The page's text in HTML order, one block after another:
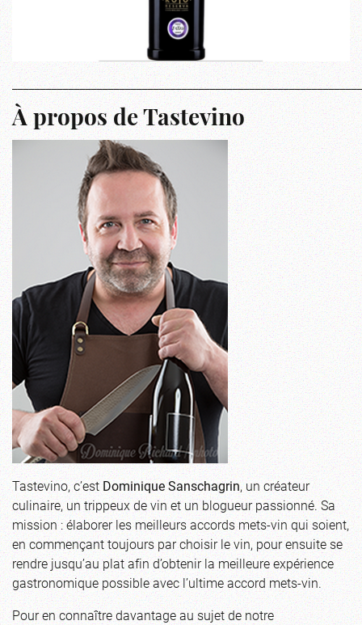
À propos de Tastevino
Tastevino, c’estDominique Sanschagrin, un créateur
culinaire, un trippeux de vin et un blogueur passionné. Sa
mission : élaborer les meilleurs accords mets-vin qui soient,
en commençant toujours par choisir le vin, pour ensuite se
rendre jusqu’au plat afin d’obtenir la meilleure expérience
gastronomique possible avec l’ultime accord mets-vin.
Pour en connaître davantage au sujet de notre